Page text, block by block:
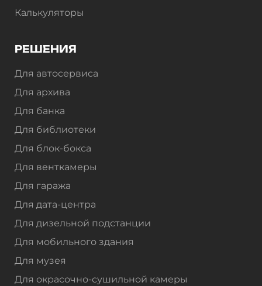
Калькуляторы
РЕШЕНИЯ
Для автосервиса
Для архива
Для банка
Для библиотеки
Для блок-бокса
Для венткамеры
Для гаража
Для дата-центра
Для дизельной подстанции
Для мобильного здания
Для музея
Для окрасочно-сушильной камеры